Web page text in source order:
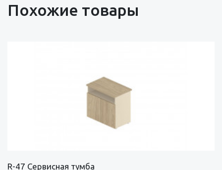
Похожие товары
R-47 Сервисная тумба